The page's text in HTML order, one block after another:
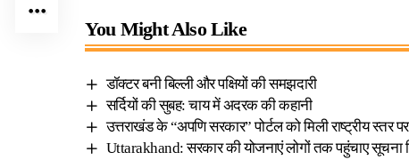
You Might Also Like
डॉक्टर बनी बिल्ली और पक्षियों की समझदारी
सर्दियों की सुबह: चाय में अदरक की कहानी
उत्तराखंड के “अपणि सरकार” पोर्टल को मिली राष्ट्रीय स्तर
Uttarakhand: सरकार की योजनाएं लोगों तक पहुंचाए सूचना